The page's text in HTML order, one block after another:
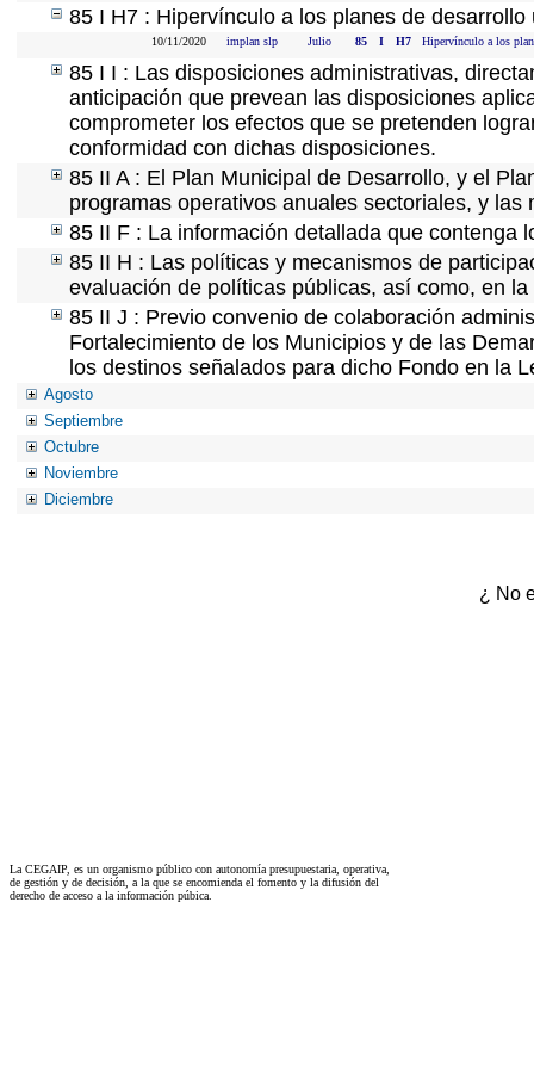
85 I H7 : Hipervínculo a los planes de desarrollo
10/11/2020 implan slp Julio 85 I H7 Hipervínculo a los
85 I I : Las disposiciones administrativas,
anticipación que prevean las disposiciones
comprometer los efectos que se pretenden
conformidad con dichas disposiciones.
85 II A : El Plan Municipal de Desarrollo, y el
programas operativos anuales sectoriales, y
85 II F : La información detallada que contenga
85 II H : Las políticas y mecanismos de
evaluación de políticas públicas, así como, en
85 II J : Previo convenio de colaboración
Fortalecimiento de los Municipios y de las
los destinos señalados para dicho Fondo en la
Agosto
Septiembre
Octubre
Noviembre
Diciembre
¿ No
La CEGAIP, es un organismo público con autonomía presupuestaria, operativa,
de gestión y de decisión, a la que se encomienda el fomento y la difusión del
derecho de acceso a la información púbica.